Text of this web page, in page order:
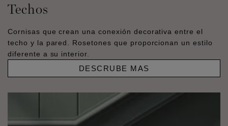
Techos
Cornisas que crean una conexión decorativa entre el
techo y la pared. Rosetones que proporcionan un estilo
diferente a su interior.
DESCRUBE MAS